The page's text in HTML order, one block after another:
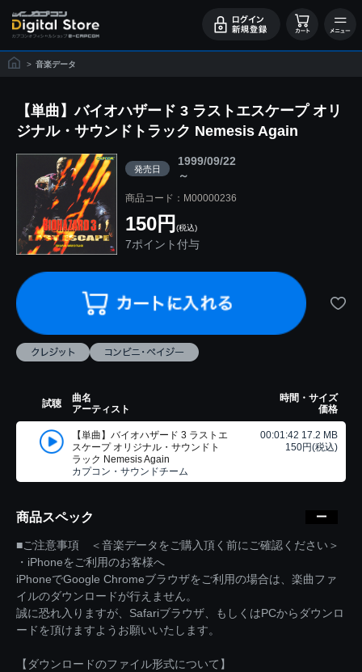
> 音楽データ
【単曲】バイオハザード 3 ラストエスケープ オリ
ジナル・サウンドトラック Nemesis Again
発売日
1999/09/22
～
商品コード：M00000236
150円 (税込)
7ポイント付与
試聴
曲名
アーティスト
時間・サイズ
価格
【単曲】バイオハザード 3 ラストエ
スケープ オリジナル・サウンドト
ラック Nemesis Again
カプコン・サウンドチーム
00:01:42 17.2 MB
150円(税込)
商品スペック
■ご注意事項 ＜音楽データをご購入頂く前にご確認ください＞
・iPhoneをご利用のお客様へ
iPhoneでGoogle Chromeブラウザをご利用の場合は、楽曲ファ
イルのダウンロードが行えません。
誠に恐れ入りますが、Safariブラウザ、もしくはPCからダウンロ
ードを頂けますようお願いいたします。
【ダウンロードのファイル形式について】